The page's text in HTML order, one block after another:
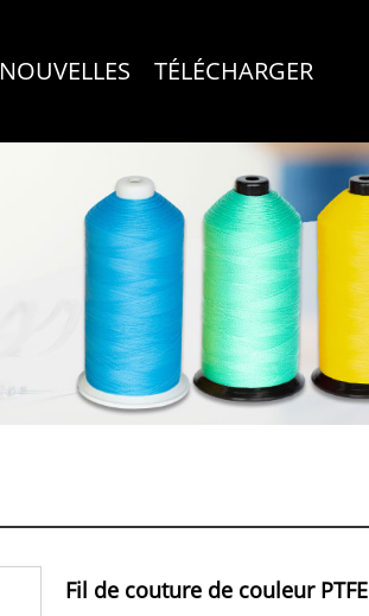
NOUVELLES TÉLÉCHARGER
Fil de couture de couleur PTFE